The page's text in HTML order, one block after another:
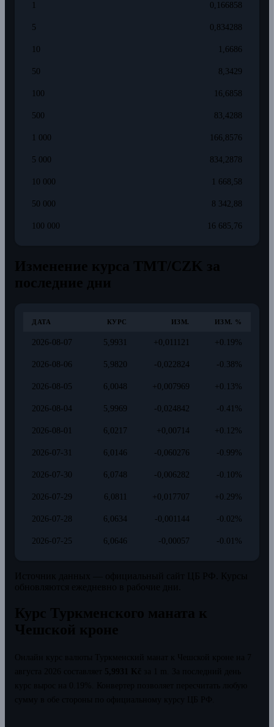
0,166858
5 0,834288
10 1,6686
50 8,3429
100 16,6858
500 83,4288
1 000 166,8576
5 000 834,2878
10 000 1 668,58
50 000 8 342,88
100 000 16 685,76
ДАТА КУРС ИЗМ. ИЗМ. %
2026-08-07 5,9931 +0,011121 +0.19%
2026-08-06 5,9820 -0,022824 -0.38%
2026-08-05 6,0048 +0,007969 +0.13%
2026-08-04 5,9969 -0,024842 -0.41%
2026-08-01 6,0217 +0,00714 +0.12%
2026-07-31 6,0146 -0,060276 -0.99%
2026-07-30 6,0748 -0,006282 -0.10%
2026-07-29 6,0811 +0,017707 +0.29%
2026-07-28 6,0634 -0,001144 -0.02%
2026-07-25 6,0646 -0,00057 -0.01%